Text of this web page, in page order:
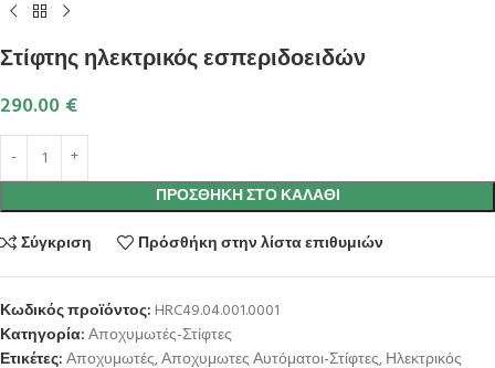
Στίφτης ηλεκτρικός εσπεριδοειδών
290.00 €
ΠΡΟΣΘΉΚΗ ΣΤΟ ΚΑΛΆΘΙ
Σύγκριση
Πρόσθήκη στην λίστα επιθυμιών
Κωδικός προϊόντος: HRC49.04.001.0001
Κατηγορία:Αποχυμωτές-Στίφτες
Ετικέτες:Αποχυμωτές,Αποχυμωτες Αυτόματοι-Στίφτες,Ηλεκτρικός